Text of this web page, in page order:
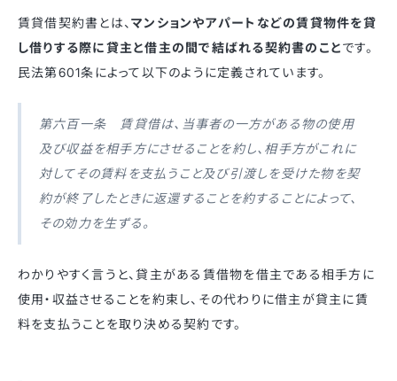
賃貸借契約書とは、マンションやアパートなどの賃貸物件を貸
し借りする際に貸主と借主の間で結ばれる契約書のことです。
民法第601条によって以下のように定義されています。
第六百一条 賃貸借は、当事者の一方がある物の使用
及び収益を相手方にさせることを約し、相手方がこれに
対してその賃料を支払うこと及び引渡しを受けた物を契
約が終了したときに返還することを約することによって、
その効力を生ずる。
わかりやすく言うと、貸主がある賃借物を借主である相手方に
使用・収益させることを約束し、その代わりに借主が貸主に賃
料を支払うことを取り決める契約です。